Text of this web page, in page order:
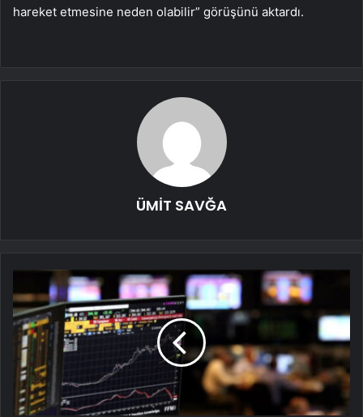
hareket etmesine neden olabilir” görüşünü aktardı.
ÜMİT SAVĞA